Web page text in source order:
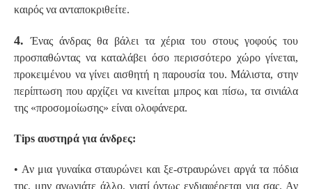
καιρός να ανταποκριθείτε.
4.Ένας άνδρας θα βάλει τα χέρια του στους γοφούς του
προσπαθώντας να καταλάβει όσο περισσότερο χώρο γίνεται,
προκειμένου να γίνει αισθητή η παρουσία του. Μάλιστα, στην
περίπτωση που αρχίζει να κινείται μπρος και πίσω, τα σινιάλα
της «προσομοίωσης» είναι ολοφάνερα.
Tips αυστηρά για άνδρες:
• Αν μια γυναίκα σταυρώνει και ξε-στραυρώνει αργά τα πόδια
της, μην αγωνιάτε άλλο, γιατί όντως ενδιαφέρεται για σας. Αν